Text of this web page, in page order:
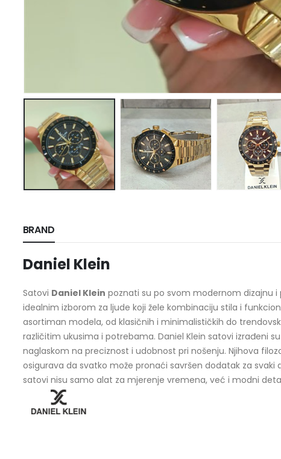
BRAND
Daniel Klein
Satovi Daniel Klein poznati su po svom modernom dizajnu
idealnim izborom za ljude koji žele kombinaciju stila i
asortiman modela, od klasičnih i minimalističkih do
različitim ukusima i potrebama. Daniel Klein satovi izrađeni
naglaskom na preciznost i udobnost pri nošenju. Njihova
osigurava da svatko može pronaći savršen dodatak za svaki
satovi nisu samo alat za mjerenje vremena, već i modni